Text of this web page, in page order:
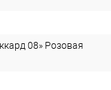
08» Розовая